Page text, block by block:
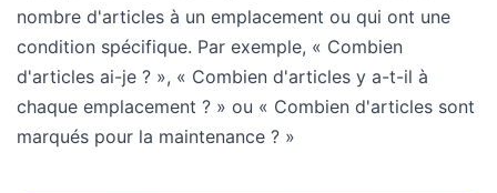
nombre d'articles à un emplacement ou qui ont une
condition spécifique. Par exemple, « Combien
d'articles ai-je ? », « Combien d'articles y a-t-il à
chaque emplacement ? » ou « Combien d'articles sont
marqués pour la maintenance ? »